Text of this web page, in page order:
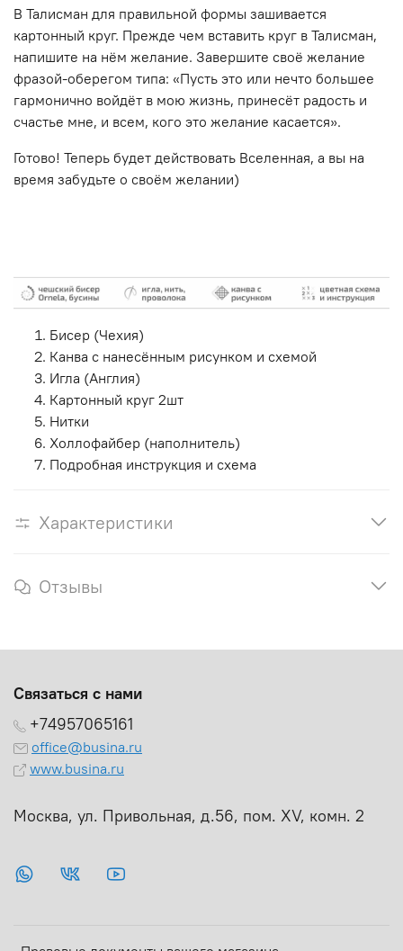
В Талисман для правильной формы зашивается
картонный круг. Прежде чем вставить круг в Талисман,
напишите на нём желание. Завершите своё желание
фразой-оберегом типа: «Пусть это или нечто большее
гармонично войдёт в мою жизнь, принесёт радость и
счастье мне, и всем, кого это желание касается».
Готово! Теперь будет действовать Вселенная, а вы на
время забудьте о своём желании)
Бисер (Чехия)
Канва с нанесённым рисунком и схемой
Игла (Англия)
Картонный круг 2шт
Нитки
Холлофайбер (наполнитель)
Подробная инструкция и схема
Характеристики
Отзывы
Связаться с нами
+74957065161
office@busina.ru
www.busina.ru
Москва, ул. Привольная, д.56, пом. ХV, комн. 2